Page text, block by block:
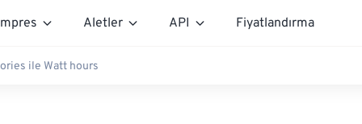
Aletler API Fiyatlandırma
ile Watt hours